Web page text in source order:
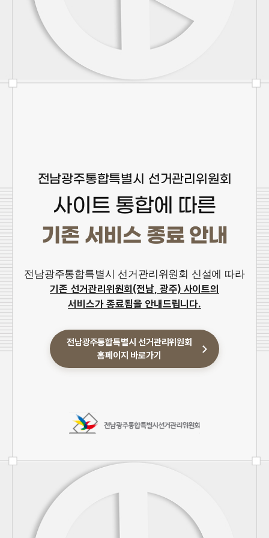
전남광주통합특별시 선거관리위원회
사이트 통합에 따른
기존 서비스 종료 안내
전남광주통합특별시 선거관리위원회 신설에 따라
기존 선거관리위원회(전남, 광주) 사이트의
서비스가 종료됨을 안내드립니다.
전남광주통합특별시 선거관리위원회
홈페이지 바로가기